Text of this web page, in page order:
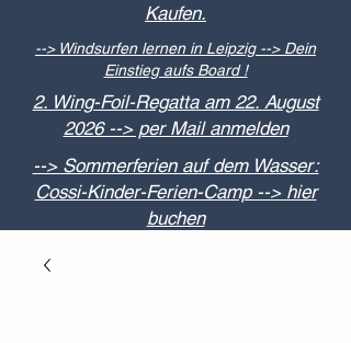
Kaufen.
--> Windsurfen lernen in Leipzig --> Dein
Einstieg aufs Board !
2. Wing-Foil-Regatta am 22. August
2026 --> per Mail anmelden
--> Sommerferien auf dem Wasser:
Cossi-Kinder-Ferien-Camp --> hier
buchen